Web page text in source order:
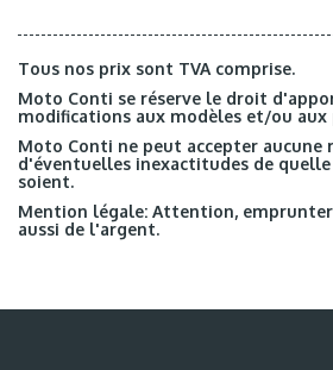
Tous nos prix sont TVA comprise.
Moto Conti se réserve le droit
modifications aux modèles et/ou aux
Moto Conti ne peut accepter aucune
d'éventuelles inexactitudes de
soient.
Mention légale: Attention,
aussi de l'argent.